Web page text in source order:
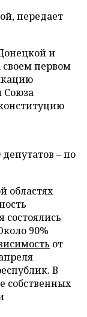
передает
и
первом
Союза
– по
областях
состоялись
90%
от
В
собственных